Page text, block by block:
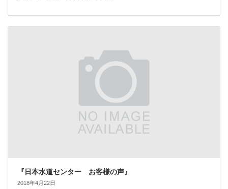
『日本水道センター お客様の声』
2018年4月22日